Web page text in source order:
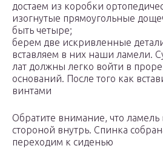
достаем из коробки
изогнутые прямоугольные
быть четыре;
берем две искривленные
вставляем в них наши ламели.
лат должны легко войти в
оснований. После того как
винтами
Обратите внимание, что ламель
стороной внутрь. Спинка
переходим к сиденью